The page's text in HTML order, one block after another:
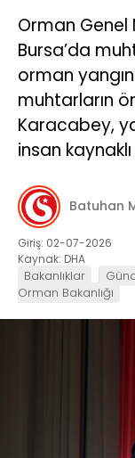
Orman Genel
Bursa’da
orman
muhtarların
Karacabey,
insan
Batuhan
Giriş: 02-07-2026
Kaynak: DHA
Bakanlıklar
Orman Bakanlığı